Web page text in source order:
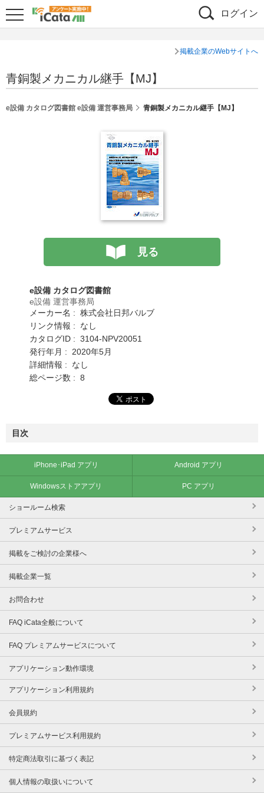
ログイン
掲載企業のWebサイトへ
青銅製メカニカル継手【MJ】
e設備 カタログ図書館 e設備 運営事務局 青銅製メカニカル継手【MJ】
見る
e設備 カタログ図書館
e設備 運営事務局
メーカー名 : 株式会社日邦バルブ
リンク情報 : なし
カタログID : 3104-NPV20051
発行年月 : 2020年5月
詳細情報 : なし
総ページ数 : 8
目次
iPhone･iPad アプリ Android アプリ
Windowsストアアプリ PC アプリ
ショールーム検索
プレミアムサービス
掲載をご検討の企業様へ
掲載企業一覧
お問合わせ
FAQ iCata全般について
FAQ プレミアムサービスについて
アプリケーション動作環境
アプリケーション利用規約
会員規約
プレミアムサービス利用規約
特定商法取引に基づく表記
個人情報の取扱いについて